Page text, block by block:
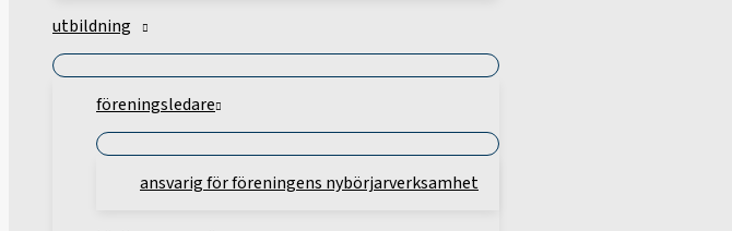
utbildning
föreningsledare
ansvarig för föreningens nybörjarverksamhet